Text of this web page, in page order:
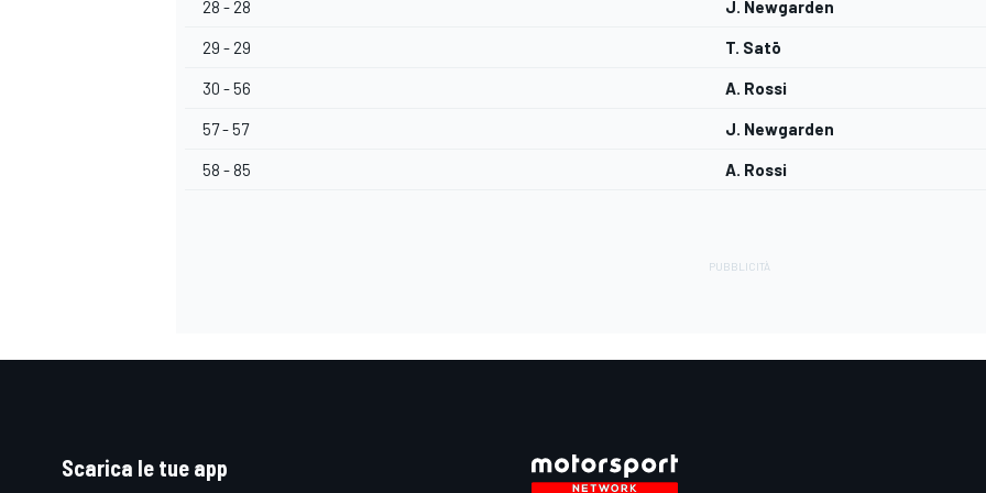
28 - 28 J. Newgarden
29 - 29 T. Satō
30 - 56 A. Rossi
57 - 57 J. Newgarden
58 - 85 A. Rossi
Scarica le tue app